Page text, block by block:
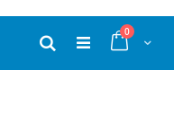
Cart
0producten
Zoek